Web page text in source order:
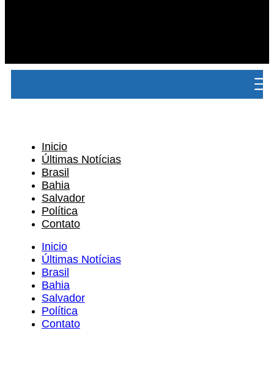
Inicio
Últimas Notícias
Brasil
Bahia
Salvador
Política
Contato
Inicio
Últimas Notícias
Brasil
Bahia
Salvador
Política
Contato